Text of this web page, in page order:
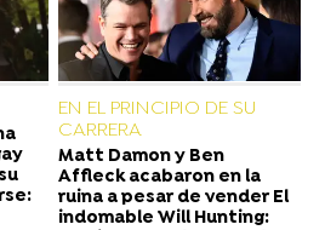
EN EL PRINCIPIO DE SU
CARRERA
Matt Damon y Ben
Affleck acabaron en la
ruina a pesar de vender El
indomable Will Hunting: